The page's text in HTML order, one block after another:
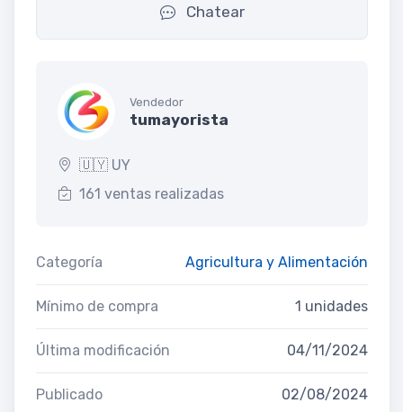
Chatear
Vendedor
tumayorista
🇺🇾 UY
161 ventas realizadas
Categoría Agricultura y Alimentación
Mínimo de compra 1 unidades
Última modificación 04/11/2024
Publicado 02/08/2024